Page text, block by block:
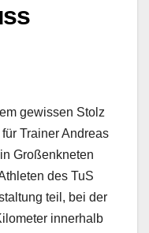
gewissen Stolz
Trainer Andreas
Großenkneten
des TuS
teil, bei der
innerhalb